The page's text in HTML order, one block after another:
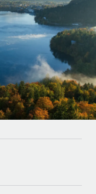
平台相连
源与薪资解决方案
度